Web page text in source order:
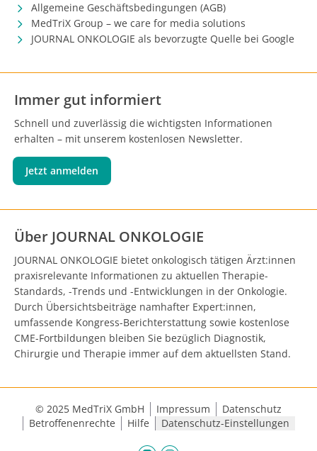
Allgemeine Geschäftsbedingungen (AGB)
MedTriX Group – we care for media solutions
JOURNAL ONKOLOGIE als bevorzugte Quelle bei Google
Immer gut informiert
Schnell und zuverlässig die wichtigsten Informationen
erhalten – mit unserem kostenlosen Newsletter.
Jetzt anmelden
Über JOURNAL ONKOLOGIE
JOURNAL ONKOLOGIE bietet onkologisch tätigen Ärzt:innen
praxisrelevante Informationen zu aktuellen Therapie-
Standards, -Trends und -Entwicklungen in der Onkologie.
Durch Übersichtsbeiträge namhafter Expert:innen,
umfassende Kongress-Berichterstattung sowie kostenlose
CME-Fortbildungen bleiben Sie bezüglich Diagnostik,
Chirurgie und Therapie immer auf dem aktuellsten Stand.
© 2025 MedTriX GmbH Impressum
Datenschutz
Betroffenenrechte
Hilfe Datenschutz-Einstellungen